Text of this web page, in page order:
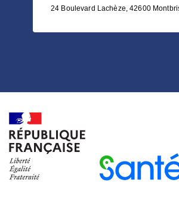
24 Boulevard Lachèze, 42600